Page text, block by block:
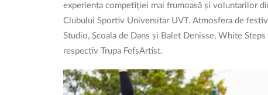
experiența competiției mai frumoasă și voluntarilor
Clubului Sportiv Universitar UVT. Atmosfera de
Studio, Școala de Dans și Balet Denisse, White
respectiv Trupa FefsArtist.